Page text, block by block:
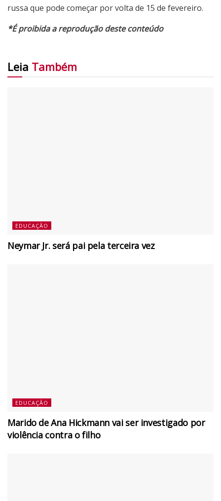
russa que pode começar por volta de 15 de fevereiro.
*É proibida a reprodução deste conteúdo
Leia Também
EDUCAÇÃO
Neymar Jr. será pai pela terceira vez
EDUCAÇÃO
Marido de Ana Hickmann vai ser investigado por
violência contra o filho